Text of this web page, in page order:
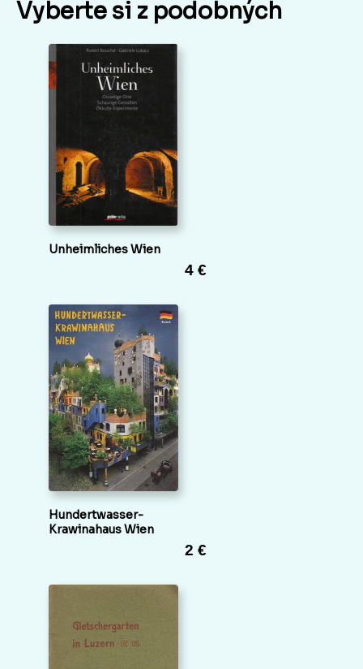
Vyberte si z podobných
Unheimliches Wien
4 €
Hundertwasser-
Krawinahaus Wien
2 €